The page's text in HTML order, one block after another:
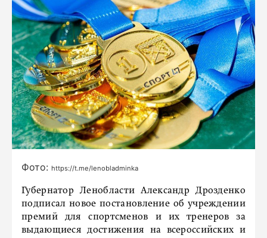
Фото: https://t.me/lenobladminka
Губернатор Ленобласти Александр Дрозденко
подписал новое постановление об учреждении
премий для спортсменов и их тренеров за
выдающиеся достижения на всероссийских и